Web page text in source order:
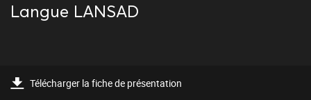
Langue LANSAD
Télécharger la fiche de présentation